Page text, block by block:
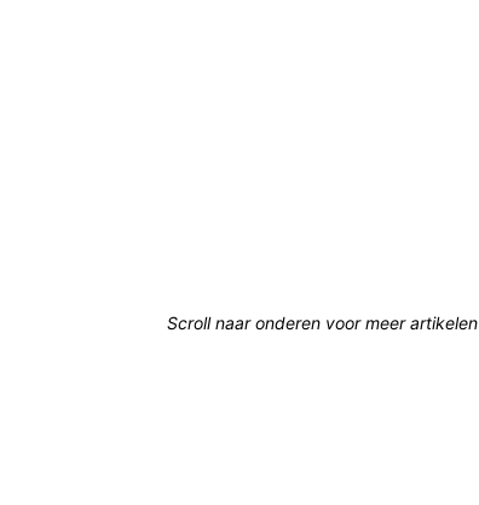
Scroll naar onderen voor meer artikelen